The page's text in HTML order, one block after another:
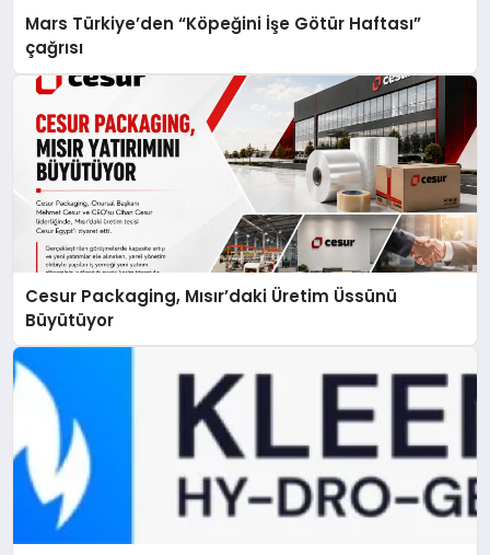
Mars Türkiye’den “Köpeğini İşe Götür Haftası”
çağrısı
Cesur Packaging, Mısır’daki Üretim Üssünü
Büyütüyor